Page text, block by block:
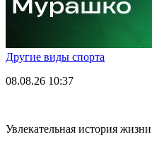
Другие виды спорта
08.08.26 10:37
Увлекательная история